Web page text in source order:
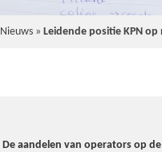
Nieuws» Leidende positie KPN
De aandelen van operators op